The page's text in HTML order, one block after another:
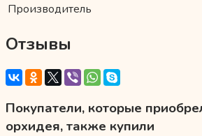
Производитель
Отзывы
Покупатели, которые
орхидея, также купили